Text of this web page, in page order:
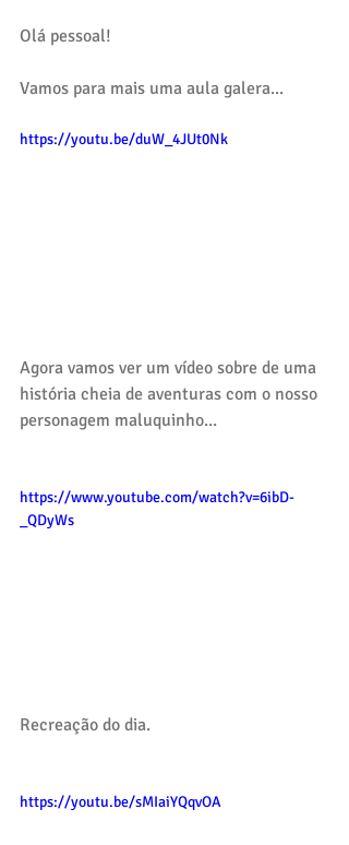
Olá pessoal!
Vamos para mais uma aula galera...
https://youtu.be/duW_4JUt0Nk
Agora vamos ver um vídeo sobre de uma
história cheia de aventuras com o nosso
personagem maluquinho...
https://www.youtube.com/watch?v=6ibD-
_QDyWs
Recreação do dia.
https://youtu.be/sMIaiYQqvOA